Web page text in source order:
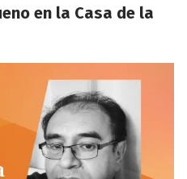
en la Casa de la